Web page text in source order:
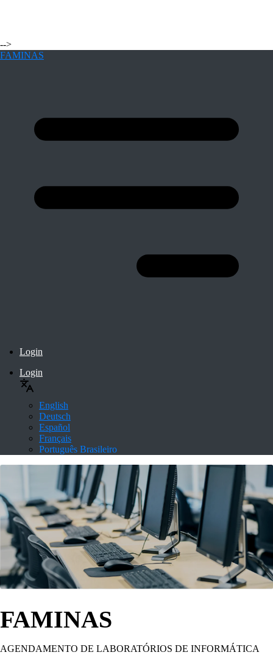
-->
FAMINAS
Login
Login
English
Deutsch
Español
Français
Português Brasileiro
FAMINAS
AGENDAMENTO DE LABORATÓRIOS DE INFORMÁTICA